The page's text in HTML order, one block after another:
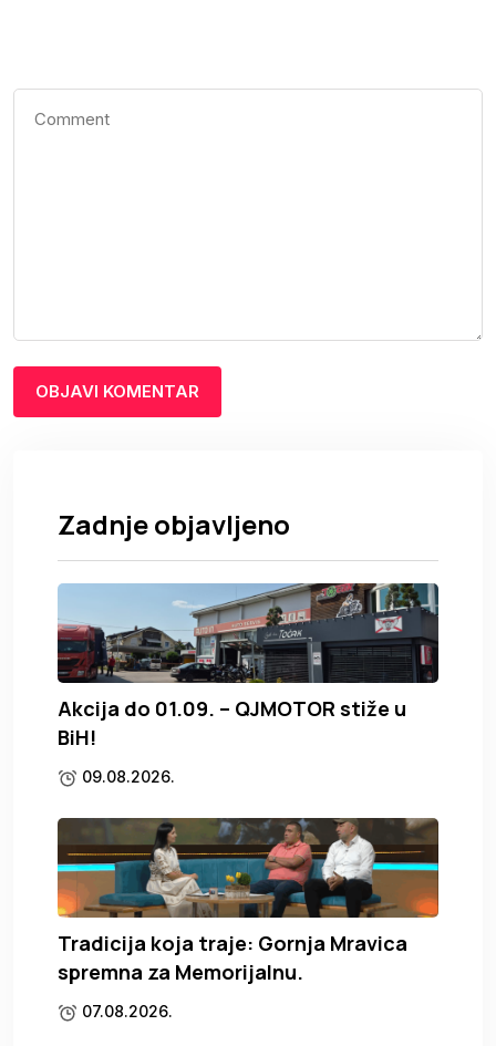
Zadnje objavljeno
Akcija do 01.09. – QJMOTOR stiže u
BiH!
09.08.2026.
Tradicija koja traje: Gornja Mravica
spremna za Memorijalnu.
07.08.2026.